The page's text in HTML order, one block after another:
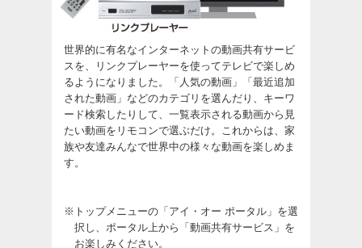
世界的に有名なインターネットの動画共有サービ
スを、リンクプレーヤーを使ってテレビで楽しめ
るようになりました。「人気の動画」「最近追加
された動画」などのカテゴリを選んだり、キーワ
ード検索したりして、一覧表示される動画から見
たい動画をリモコンで選ぶだけ。これからは、家
族や友達みんなで世界中の様々な動画を楽しめま
す。
※ トップメニューの「アイ・オー ポータル」を選
択し、ポータル上から「動画共有サービス」を
お楽しみください。